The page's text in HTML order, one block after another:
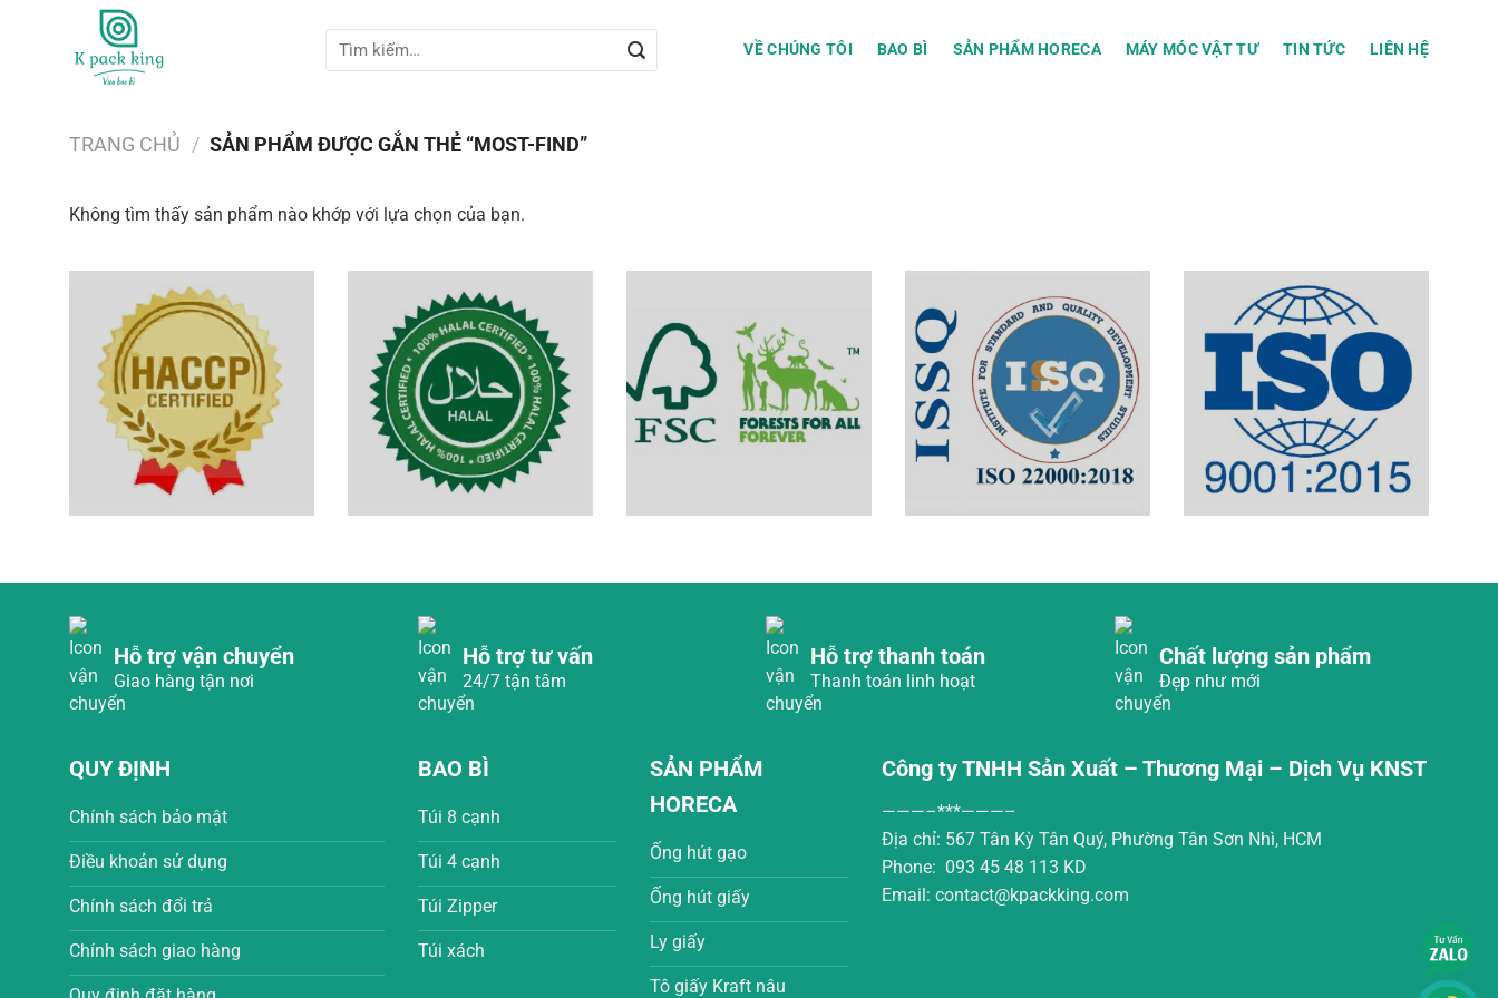
kiếm:
VỀ CHÚNG TÔI BAO BÌ SẢN PHẨM HORECA MÁY MÓC VẬT TƯ TIN TỨC LIÊN HỆ
TRANG CHỦ / SẢN PHẨM ĐƯỢC GẮN THẺ “MOST-FIND”
Không tìm thấy sản phẩm nào khớp với lựa chọn của bạn.
Hỗ trợ vận chuyển
Giao hàng tận nơi
Hỗ trợ tư vấn
24/7 tận tâm
Hỗ trợ thanh toán
Thanh toán linh hoạt
Chất lượng sản phẩm
Đẹp như mới
QUY ĐỊNH
Chính sách bảo mật
Điều khoản sử dụng
Chính sách đổi trả
Chính sách giao hàng
BAO BÌ
Túi 8 cạnh
Túi 4 cạnh
Túi Zipper
Túi xách
SẢN PHẨM
HORECA
Ống hút gạo
Ống hút giấy
Ly giấy
Tô giấy Kraft nâu
Công ty TNHH Sản Xuất – Thương Mại – Dịch Vụ KNST
———–***———–
Địa chỉ: 567 Tân Kỳ Tân Quý, Phường Tân Sơn Nhì, HCM
Phone: 093 45 48 113 KD
Email: contact@kpackking.com